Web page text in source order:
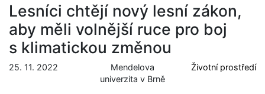
Lesníci chtějí nový lesní zákon,
aby měli volnější ruce pro boj
s klimatickou změnou
25. 11. 2022
Mendelova
univerzita v Brně
Životní prostředí